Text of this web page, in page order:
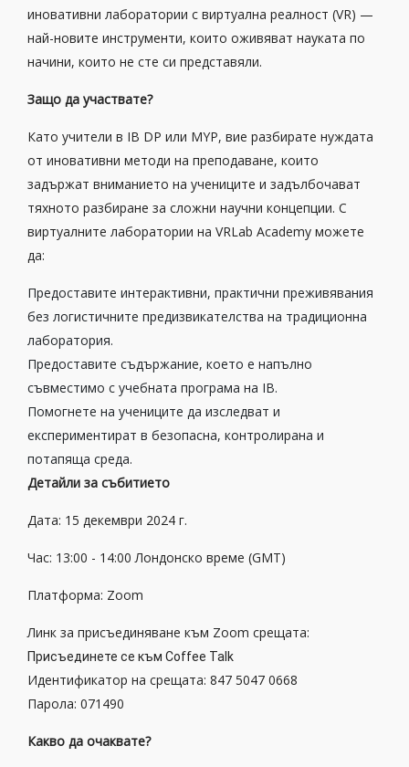
иновативни лаборатории с виртуална реалност (VR) —
най-новите инструменти, които оживяват науката по
начини, които не сте си представяли.
Защо да участвате?
Като учители в IB DP или MYP, вие разбирате нуждата
от иновативни методи на преподаване, които
задържат вниманието на учениците и задълбочават
тяхното разбиране за сложни научни концепции. С
виртуалните лаборатории на VRLab Academy можете
да:
Предоставите интерактивни, практични преживявания
без логистичните предизвикателства на традиционна
лаборатория.
Предоставите съдържание, което е напълно
съвместимо с учебната програма на IB.
Помогнете на учениците да изследват и
експериментират в безопасна, контролирана и
потапяща среда.
Детайли за събитието
Дата: 15 декември 2024 г.
Час: 13:00 - 14:00 Лондонско време (GMT)
Платформа: Zoom
Линк за присъединяване към Zoom срещата:
Присъединете се към Coffee Talk
Идентификатор на срещата: 847 5047 0668
Парола: 071490
Какво да очаквате?